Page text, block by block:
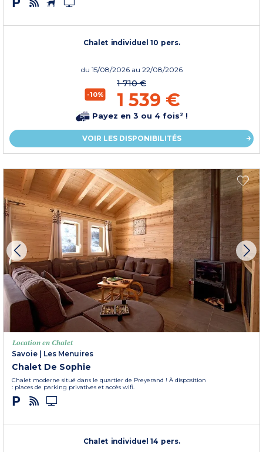
Chalet individuel 10 pers.
du 15/08/2026 au 22/08/2026
-10%
1 710 €
1 539 €
Payez en 3 ou 4 fois² !
VOIR LES DISPONIBILITÉS
Location en Chalet
Savoie
Les Menuires
Chalet De Sophie
Chalet moderne situé dans le quartier de Preyerand ! À disposition
: places de parking privatives et accès wifi.
Chalet individuel 14 pers.